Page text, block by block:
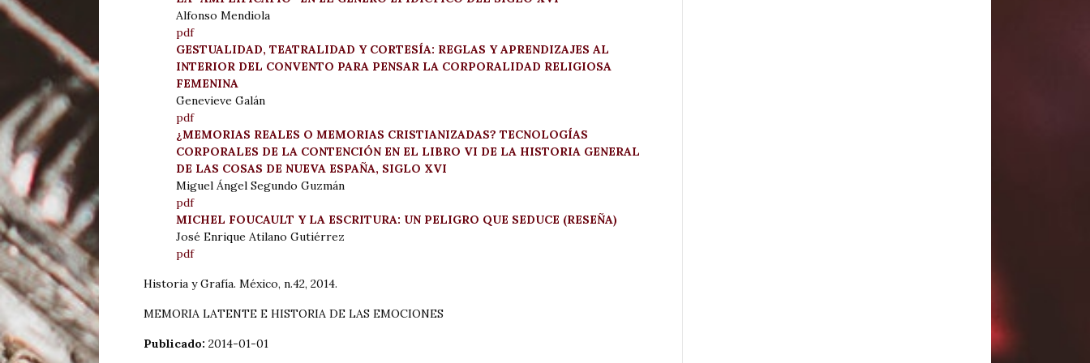
Alfonso Mendiola
pdf
GESTUALIDAD, TEATRALIDAD Y CORTESÍA: REGLAS Y APRENDIZAJES AL
INTERIOR DEL CONVENTO PARA PENSAR LA CORPORALIDAD RELIGIOSA
FEMENINA
Genevieve Galán
pdf
¿MEMORIAS REALES O MEMORIAS CRISTIANIZADAS? TECNOLOGÍAS
CORPORALES DE LA CONTENCIÓN EN EL LIBRO VI DE LA HISTORIA GENERAL
DE LAS COSAS DE NUEVA ESPAÑA, SIGLO XVI
Miguel Ángel Segundo Guzmán
pdf
MICHEL FOUCAULT Y LA ESCRITURA: UN PELIGRO QUE SEDUCE (RESEÑA)
José Enrique Atilano Gutiérrez
pdf
Historia y Grafía. México, n.42, 2014.
MEMORIA LATENTE E HISTORIA DE LAS EMOCIONES
Publicado: 2014-01-01